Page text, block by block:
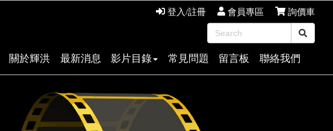
登入/註冊 會員專區 詢價車
關於輝洪 最新消息 影片目錄 常見問題 留言板 聯絡我們